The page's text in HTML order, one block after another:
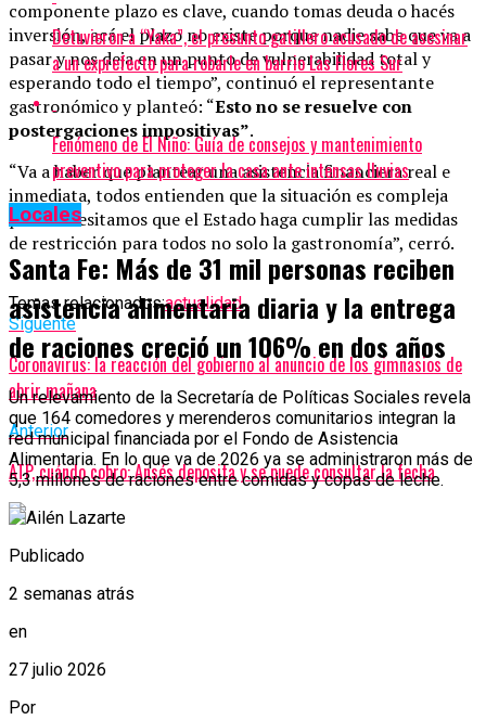
componente plazo es clave, cuando tomas deuda o hacés
inversión, acá el plazo no existe porque nadie sabe que va a
pasar y nos deja en un punto de vulnerabilidad total y
esperando todo el tiempo”, continuó el representante
gastronómico y planteó: “Esto no se resuelve con
postergaciones impositivas”.
“Va a haber que plantear una asistencia financiera real e
inmediata, todos entienden que la situación es compleja
pero necesitamos que el Estado haga cumplir las medidas
de restricción para todos no solo la gastronomía”, cerró.
Temas relacionados:actualidad
Siguente
Coronavirus: la reacción del gobierno al anuncio de los gimnasios de
abrir mañana
Anterior
ATP, cuándo cobro: Ansés deposita y se puede consultar la fecha
Detuvieron a “Yaka”, el presunto gatillero acusado de asesinar
a un exprefecto para robarle en barrio Las Flores Sur
Fenómeno de El Niño: Guía de consejos y mantenimiento
preventivo para proteger la casa ante intensas lluvias
Locales
Santa Fe: Más de 31 mil personas reciben
asistencia alimentaria diaria y la entrega
de raciones creció un 106% en dos años
Un relevamiento de la Secretaría de Políticas Sociales revela
que 164 comedores y merenderos comunitarios integran la
red municipal financiada por el Fondo de Asistencia
Alimentaria. En lo que va de 2026 ya se administraron más de
5,3 millones de raciones entre comidas y copas de leche.
Publicado
2 semanas atrás
en
27 julio 2026
Por